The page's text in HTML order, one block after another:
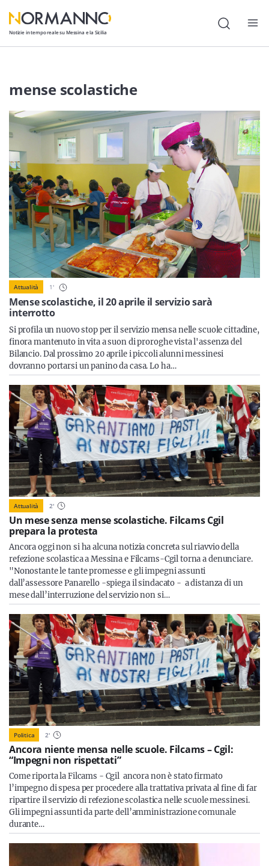
Notizie in tempo reale su Messina e la Sicilia
Politica
Cultura
Lavoro
Società
Economia
Sport
Sicilia
Servizi
Resta sempre aggiornato con le ultime news, iscriviti alla
nostra newsletter
Iscriviti
mense scolastiche
Mense scolastiche, il 20 aprile il servizio sarà
interrotto
Attualità 1'
Si profila un nuovo stop per il servizio mensa nelle scuole cittadine,
finora mantenuto in vita a suon di proroghe vista l'assenza del
Bilancio. Dal prossimo 20 aprile i piccoli alunni messinesi
dovranno portarsi un panino da casa. Lo ha…
Attualità 2'
Un mese senza mense scolastiche. Filcams Cgil
prepara la protesta
Ancora oggi non si ha alcuna notizia concreta sul riavvio della
refezione scolastica a Messina e Filcams-Cgil torna a denunciare.
"Nonostante le tante promesse e gli impegni assunti
dall’assessore Panarello -spiega il sindacato - a distanza di un
mese dall’interruzione del servizio non si…
Politica 2'
Ancora niente mensa nelle scuole. Filcams – Cgil:
“Impegni non rispettati”
Come riporta la Filcams - Cgil ancora non è stato firmato
l’impegno di spesa per procedere alla trattativa privata al fine di far
ripartire il servizio di refezione scolastica nelle scuole messinesi.
Gli impegni assunti da parte dell’amministrazione comunale
durante…